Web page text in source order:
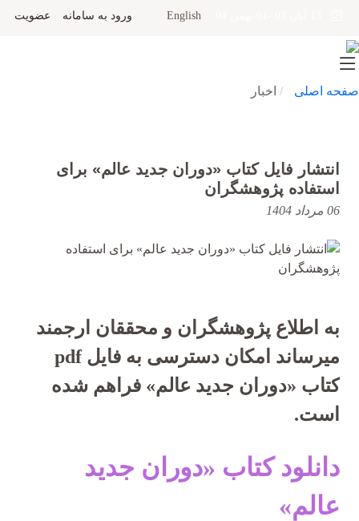
English ورود به سامانه عضویت
صفحه اصلی اخبار
انتشار فایل کتاب «دوران جدید عالم» برای
استفاده پژوهشگران
06 مرداد 1404
به اطلاع پژوهشگران و محققان ارجمند
میرساند امکان دسترسی به فایل pdf
کتاب «دوران جدید عالم» فراهم شده
است.
دانلود کتاب «دوران جدید
عالم»